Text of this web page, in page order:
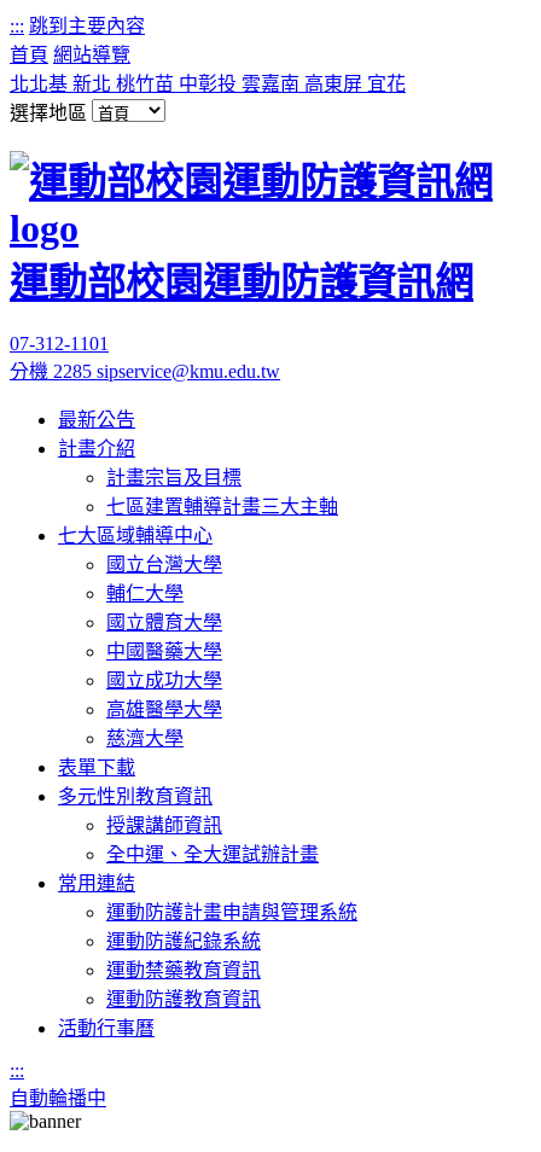
::: 跳到主要內容
首頁 網站導覽
北北基 新北 桃竹苗 中彰投 雲嘉南 高東屏 宜花
選擇地區
運動部校園運動防護資訊網
07-312-1101
分機 2285 sipservice@kmu.edu.tw
最新公告
計畫介紹
計畫宗旨及目標
七區建置輔導計畫三大主軸
七大區域輔導中心
國立台灣大學
輔仁大學
國立體育大學
中國醫藥大學
國立成功大學
高雄醫學大學
慈濟大學
表單下載
多元性別教育資訊
授課講師資訊
全中運、全大運試辦計畫
常用連結
運動防護計畫申請與管理系統
運動防護紀錄系統
運動禁藥教育資訊
運動防護教育資訊
活動行事曆
:::
自動輪播中